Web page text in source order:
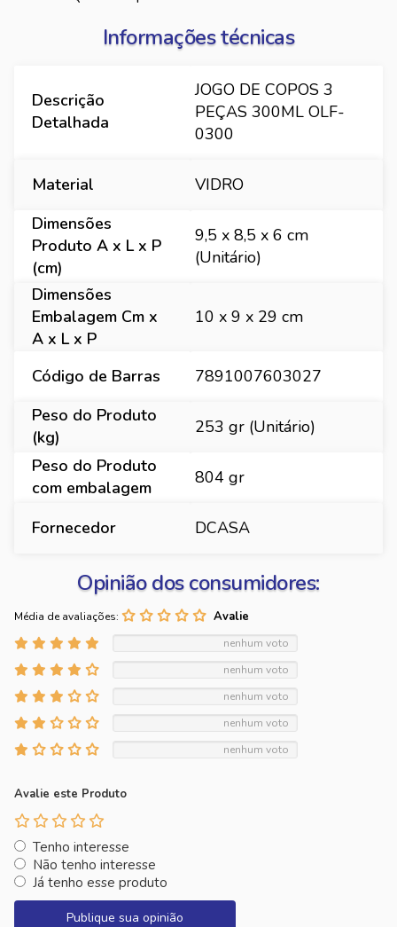
Informações técnicas
Descrição
Detalhada
JOGO DE COPOS 3
PEÇAS 300ML OLF-
0300
Material
VIDRO
Dimensões
Produto A x L x P
(cm)
9,5 x 8,5 x 6 cm
(Unitário)
Dimensões
Embalagem Cm x
A x L x P
10 x 9 x 29 cm
Código de Barras
7891007603027
Peso do Produto
(kg)
253 gr (Unitário)
Peso do Produto
com embalagem
804 gr
Fornecedor DCASA
Opinião dos consumidores:
Média de avaliações:
nenhum voto
nenhum voto
nenhum voto
nenhum voto
nenhum voto
Avalie este Produto
Tenho interesse
Não tenho interesse
Já tenho esse produto
Publique sua opinião